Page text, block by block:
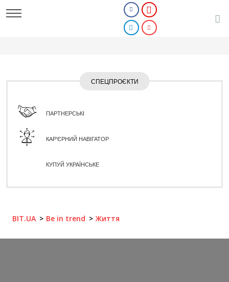
СПЕЦПРОЄКТИ
ПАРТНЕРСЬКІ
КАР'ЄРНИЙ НАВІГАТОР
КУПУЙ УКРАЇНСЬКЕ
BIT.UA Be in trend Життя